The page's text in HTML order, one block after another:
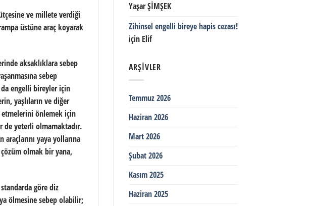
ve millete verdiği
üstüne araç koyarak
aksaklıklara sebep
sebep
da engelli bireyler için
yaşlıların ve diğer
etmelerini önlemek için
de yeterli olmamaktadır.
yaya yollarına
olmak bir yana,
göre diz
ölmesine sebep olabilir;
Yaşar ŞİMŞEK
Zihinsel engelli bireye hapis cezası!
için Elif
ARŞIVLER
Temmuz 2026
Haziran 2026
Mart 2026
Şubat 2026
Kasım 2025
Haziran 2025